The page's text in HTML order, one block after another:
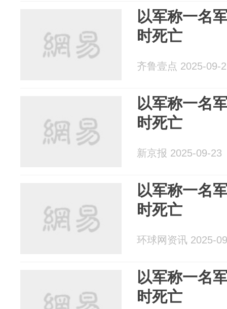
以军称一名
时死亡
齐鲁壹点 2025-09-
以军称一名
时死亡
新京报 2025-09-23
以军称一名
时死亡
环球网资讯 2025-
以军称一名
时死亡